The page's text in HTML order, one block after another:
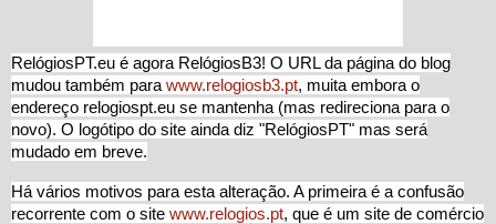
RelógiosPT.eu é agora RelógiosB3! O URL da página do blog
mudou também para www.relogiosb3.pt, muita embora o
endereço relogiospt.eu se mantenha (mas redireciona para o
novo). O logótipo do site ainda diz "RelógiosPT" mas será
mudado em breve.
Há vários motivos para esta alteração. A primeira é a confusão
recorrente com o site www.relogios.pt, que é um site de comércio